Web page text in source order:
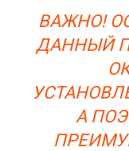
ВАЖНО!
ДАННЫЙ
А